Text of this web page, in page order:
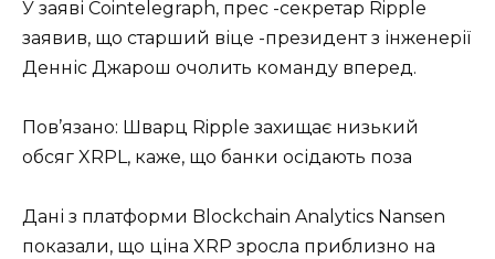
У заяві Cointelegraph, прес -секретар Ripple
заявив, що старший віце -президент з інженерії
Денніс Джарош очолить команду вперед.
Пов’язано: Шварц Ripple захищає низький
обсяг XRPL, каже, що банки осідають поза
Дані з платформи Blockchain Analytics Nansen
показали, що ціна XRP зросла приблизно на